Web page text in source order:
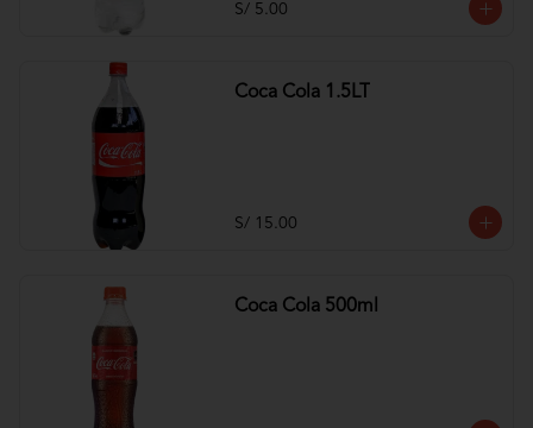
S/ 5.00
Coca Cola 1.5LT
S/ 15.00
Coca Cola 500ml